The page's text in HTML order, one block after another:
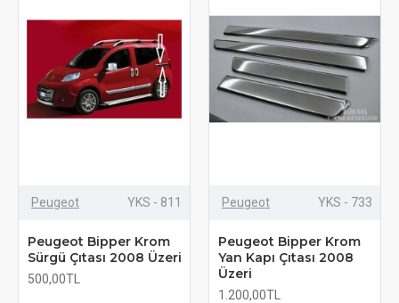
Peugeot YKS - 811
Peugeot Bipper Krom
Sürgü Çıtası 2008 Üzeri
500,00TL
Peugeot YKS - 733
Peugeot Bipper Krom
Yan Kapı Çıtası 2008
Üzeri
1.200,00TL